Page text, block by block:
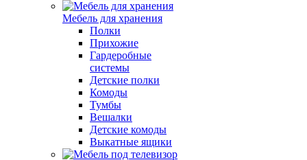
Мебель для хранения
Полки
Прихожие
Гардеробные
системы
Детские полки
Комоды
Тумбы
Вешалки
Детские комоды
Выкатные ящики